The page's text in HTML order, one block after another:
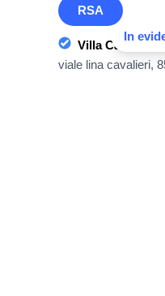
In
RSA
Villa Cavalieri
viale lina cavalieri,